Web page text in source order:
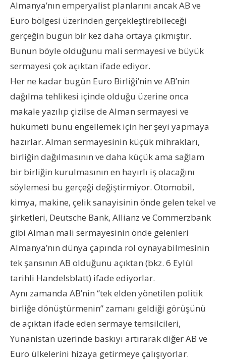
Almanya’nın emperyalist planlarını ancak AB ve
Euro bölgesi üzerinden gerçekleştirebileceği
gerçeğin bugün bir kez daha ortaya çıkmıştır.
Bunun böyle olduğunu mali sermayesi ve büyük
sermayesi çok açıktan ifade ediyor.
Her ne kadar bugün Euro Birliği’nin ve AB’nin
dağılma tehlikesi içinde olduğu üzerine onca
makale yazılıp çizilse de Alman sermayesi ve
hükümeti bunu engellemek için her şeyi yapmaya
hazırlar. Alman sermayesinin küçük mihrakları,
birliğin dağılmasının ve daha küçük ama sağlam
bir birliğin kurulmasının en hayırlı iş olacağını
söylemesi bu gerçeği değiştirmiyor. Otomobil,
kimya, makine, çelik sanayisinin önde gelen tekel ve
şirketleri, Deutsche Bank, Allianz ve Commerzbank
gibi Alman mali sermayesinin önde gelenleri
Almanya’nın dünya çapında rol oynayabilmesinin
tek şansının AB olduğunu açıktan (bkz. 6 Eylül
tarihli Handelsblatt) ifade ediyorlar.
Aynı zamanda AB’nin “tek elden yönetilen politik
birliğe dönüştürmenin” zamanı geldiği görüşünü
de açıktan ifade eden sermaye temsilcileri,
Yunanistan üzerinde baskıyı artırarak diğer AB ve
Euro ülkelerini hizaya getirmeye çalışıyorlar.